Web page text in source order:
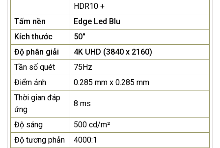
HDR10 +
Tấm nền
Edge Led Blu
Kích thước
50"
Độ phân giải
4K UHD (3840 x 2160)
Tần số quét
75Hz
Điểm ảnh
0.285 mm x 0.285 mm
Thời gian đáp
ứng
8 ms
Độ sáng
500 cd/m²
Độ tương phản
4000:1